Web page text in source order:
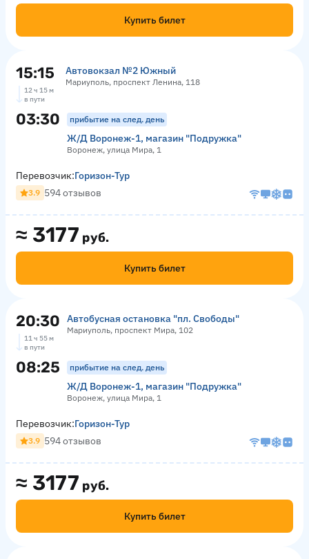
Купить билет
15:15 Автовокзал №2 Южный
Мариуполь, проспект Ленина, 118
12 ч 15 м
в пути
03:30 прибытие на след. день
Ж/Д Воронеж-1, магазин "Подружка"
Воронеж, улица Мира, 1
≈ 3177 руб.
Купить билет
Перевозчик:Горизон-Тур
3.9 594 отзывов
20:30 Автобусная остановка "пл. Свободы"
Мариуполь, проспект Мира, 102
11 ч 55 м
в пути
08:25 прибытие на след. день
Ж/Д Воронеж-1, магазин "Подружка"
Воронеж, улица Мира, 1
≈ 3177 руб.
Купить билет
Перевозчик:Горизон-Тур
3.9 594 отзывов